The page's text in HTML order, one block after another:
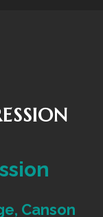
Canson